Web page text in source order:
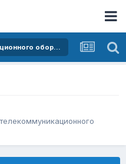
Покупка и продажа телекоммуникационного оборудования